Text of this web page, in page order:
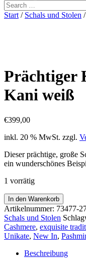
Start / Schals und Stolen
Prächtiger
Kani weiß
€399,00
inkl. 20 % MwSt. zzgl.
Dieser prächtige, große
ein wunderschönes
1 vorrätig
Prächtiger
Kaschmirschal
Kani
weiß
Menge
In den Warenkorb
Artikelnummer: 73477-
Schals und Stolen
Cashmere, exquisite
Unikate, New In,
Beschreibung